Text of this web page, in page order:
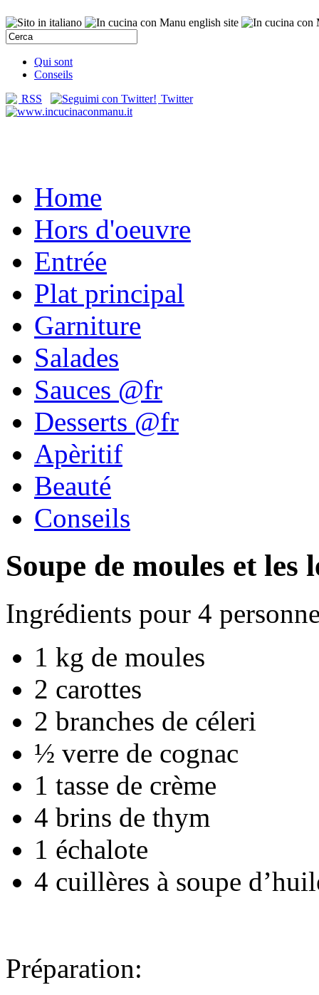
Qui sont
Conseils
RSS
Twitter
Home
Hors d'oeuvre
Entrée
Plat principal
Garniture
Salades
Sauces @fr
Desserts @fr
Apèritif
Beauté
Conseils
Soupe de moules et les
Ingrédients pour 4
1 kg de moules
2 carottes
2 branches de céleri
½ verre de cognac
1 tasse de crème
4 brins de thym
1 échalote
4 cuillères à soupe
Préparation: